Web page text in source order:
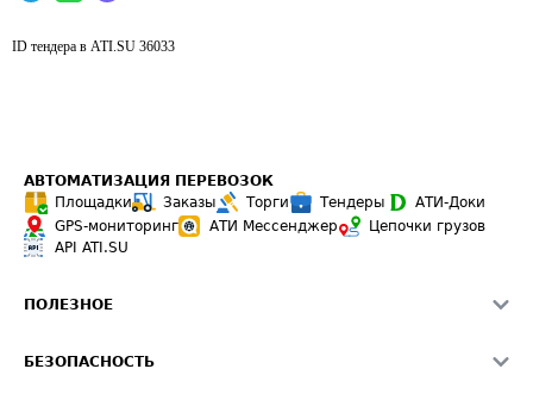
ID тендера в ATI.SU 36033
АВТОМАТИЗАЦИЯ ПЕРЕВОЗОК
Площадки
Заказы Торги Тендеры
АТИ-Доки
GPS-мониторинг
АТИ Мессенджер
Цепочки грузов
API ATI.SU
ПОЛЕЗНОЕ
БЕЗОПАСНОСТЬ